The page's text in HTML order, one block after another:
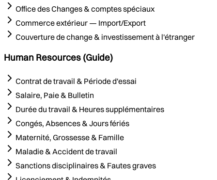
Office des Changes & comptes spéciaux
Commerce extérieur — Import/Export
Couverture de change & investissement à l'étranger
Human Resources (Guide)
Contrat de travail & Période d'essai
Salaire, Paie & Bulletin
Durée du travail & Heures supplémentaires
Congés, Absences & Jours fériés
Maternité, Grossesse & Famille
Maladie & Accident de travail
Sanctions disciplinaires & Fautes graves